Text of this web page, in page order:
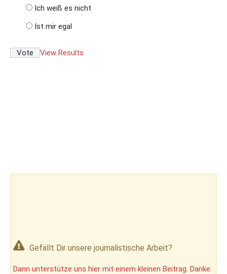
Ich weiß es nicht
Ist mir egal
View Results
Gefällt Dir unsere journalistische Arbeit?
Dann unterstütze uns hier mit einem kleinen Beitrag. Danke.